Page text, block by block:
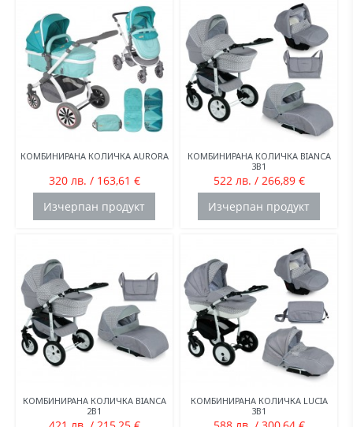
КОМБИНИРАНА КОЛИЧКА AURORA
320 лв. / 163,61 €
Изчерпан продукт
КОМБИНИРАНА КОЛИЧКА BIANCA
3В1
522 лв. / 266,89 €
Изчерпан продукт
КОМБИНИРАНА КОЛИЧКА BIANCA
2В1
КОМБИНИРАНА КОЛИЧКА LUCIA
3В1